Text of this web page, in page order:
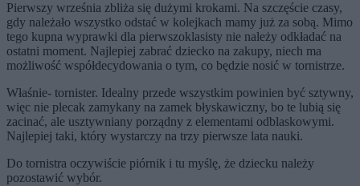
Pierwszy września zbliża się dużymi krokami. Na szczęście czasy,
gdy należało wszystko odstać w kolejkach mamy już za sobą. Mimo
tego kupna wyprawki dla pierwszoklasisty nie należy odkładać na
ostatni moment. Najlepiej zabrać dziecko na zakupy, niech ma
możliwość współdecydowania o tym, co będzie nosić w tornistrze.
Właśnie- tornister. Idealny przede wszystkim powinien być sztywny,
więc nie plecak zamykany na zamek błyskawiczny, bo te lubią się
zacinać, ale usztywniany porządny z elementami odblaskowymi.
Najlepiej taki, który wystarczy na trzy pierwsze lata nauki.
Do tornistra oczywiście piórnik i tu myślę, że dziecku należy
pozostawić wybór.